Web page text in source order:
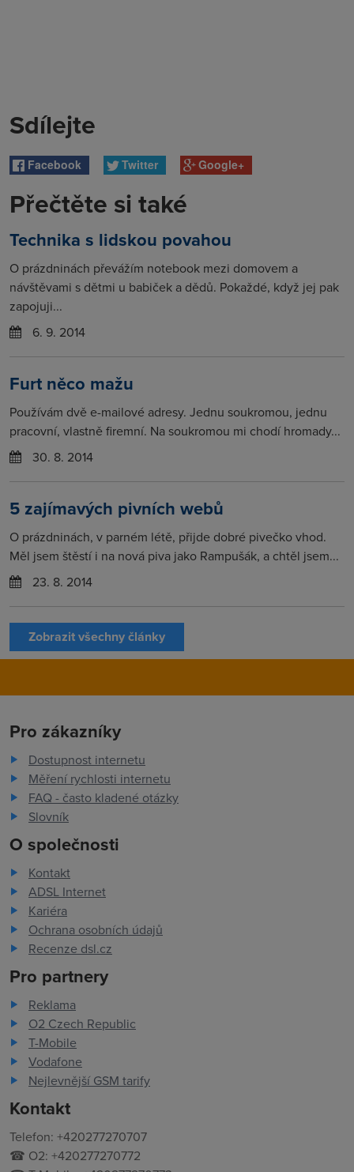
Sdílejte
Facebook Twitter Google+
Přečtěte si také
Technika s lidskou povahou
O prázdninách převážím notebook mezi domovem a
návštěvami s dětmi u babiček a dědů. Pokaždé, když jej pak
zapojuji...
6. 9. 2014
Furt něco mažu
Používám dvě e-mailové adresy. Jednu soukromou, jednu
pracovní, vlastně firemní. Na soukromou mi chodí hromady...
30. 8. 2014
5 zajímavých pivních webů
O prázdninách, v parném létě, přijde dobré pivečko vhod.
Měl jsem štěstí i na nová piva jako Rampušák, a chtěl jsem...
23. 8. 2014
Zobrazit všechny články
Pro zákazníky
Dostupnost internetu
Měření rychlosti internetu
FAQ - často kladené otázky
Slovník
O společnosti
Kontakt
ADSL Internet
Kariéra
Ochrana osobních údajů
Recenze dsl.cz
Pro partnery
Reklama
O2 Czech Republic
T-Mobile
Vodafone
Nejlevnější GSM tarify
Kontakt
Telefon: +420277270707
☎ O2: +420277270772